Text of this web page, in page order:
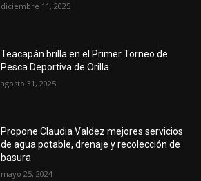
diciembre 11, 2025
Teacapán brilla en el Primer Torneo de
Pesca Deportiva de Orilla
agosto 31, 2025
Propone Claudia Valdez mejores servicios
de agua potable, drenaje y recolección de
basura
mayo 25, 2024